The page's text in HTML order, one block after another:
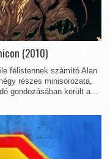
(2010)
félistennek számító Alan
részes minisorozata,
gondozásában került a...